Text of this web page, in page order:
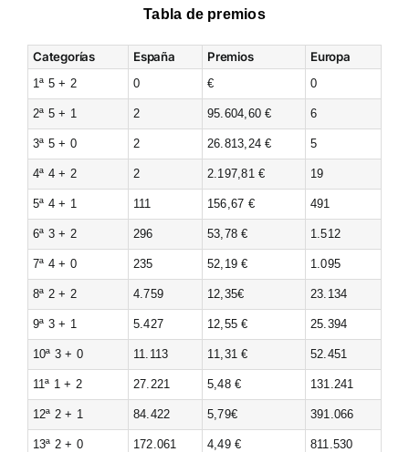
Tabla de premios
Categorías España Premios Europa
1ª 5 + 2 0 € 0
2ª 5 + 1 2 95.604,60 € 6
3ª 5 + 0 2 26.813,24 € 5
4ª 4 + 2 2 2.197,81 € 19
5ª 4 + 1 111 156,67 € 491
6ª 3 + 2 296 53,78 € 1.512
7ª 4 + 0 235 52,19 € 1.095
8ª 2 + 2 4.759 12,35€ 23.134
9ª 3 + 1 5.427 12,55 € 25.394
10ª 3 + 0 11.113 11,31 € 52.451
11ª 1 + 2 27.221 5,48 € 131.241
12ª 2 + 1 84.422 5,79€ 391.066
13ª 2 + 0 172.061 4,49 € 811.530